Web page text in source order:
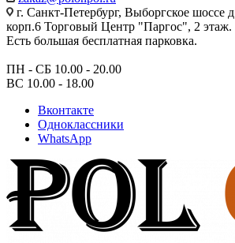
г. Санкт-Петербург, Выборгское шоссе
корп.6 Торговый Центр "Паргос", 2 этаж.
Есть большая бесплатная парковка.
ПН - СБ 10.00 - 20.00
ВС 10.00 - 18.00
Вконтакте
Одноклассники
WhatsApp